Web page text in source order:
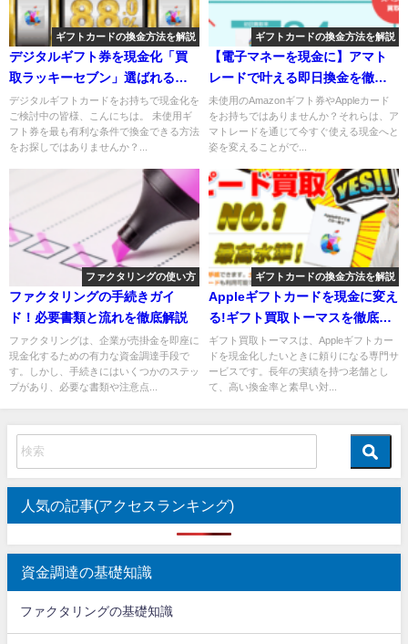
ギフトカードの換金方法を解説
デジタルギフト券を現金化「買
取ラッキーセブン」選ばれる理
由とは
デジタルギフトカードをお持ちで現金化を
ご検討中の皆様、こんにちは。 未使用ギ
フト券を最も有利な条件で換金できる方法
をお探しではありませんか？...
ギフトカードの換金方法を解説
【電子マネーを現金に】アマト
レードで叶える即日換金を徹底
解説
未使用のAmazonギフト券やAppleカード
をお持ちではありませんか？それらは、ア
マトレードを通じて今すぐ使える現金へと
姿を変えることがで...
ファクタリングの使い方
ファクタリングの手続きガイ
ド！必要書類と流れを徹底解説
ファクタリングは、企業が売掛金を即座に
現金化するための有力な資金調達手段で
す。しかし、手続きにはいくつかのステッ
プがあり、必要な書類や注意点...
ギフトカードの換金方法を解説
Appleギフトカードを現金に変え
る!ギフト買取トーマスを徹底解
説
ギフト買取トーマスは、Appleギフトカー
ドを現金化したいときに頼りになる専門サ
ービスです。長年の実績を持つ老舗とし
て、高い換金率と素早い対...
人気の記事(アクセスランキング)
資金調達の基礎知識
ファクタリングの基礎知識